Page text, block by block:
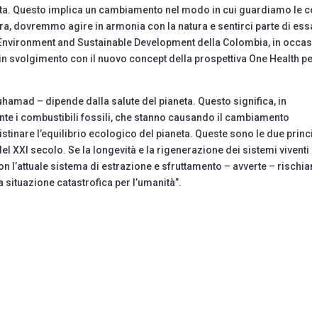
Questo implica un cambiamento nel modo in cui guardiamo le
dovremmo agire in armonia con la natura e sentirci parte di
and Sustainable Development della Colombia, in
svolgimento con il nuovo concept della prospettiva One Health
– dipende dalla salute del pianeta. Questo significa, in
i combustibili fossili, che stanno causando il cambiamento
l’equilibrio ecologico del pianeta. Queste sono le due
XXI secolo. Se la longevità e la rigenerazione dei sistemi viventi
l’attuale sistema di estrazione e sfruttamento – avverte –
catastrofica per l’umanità”.